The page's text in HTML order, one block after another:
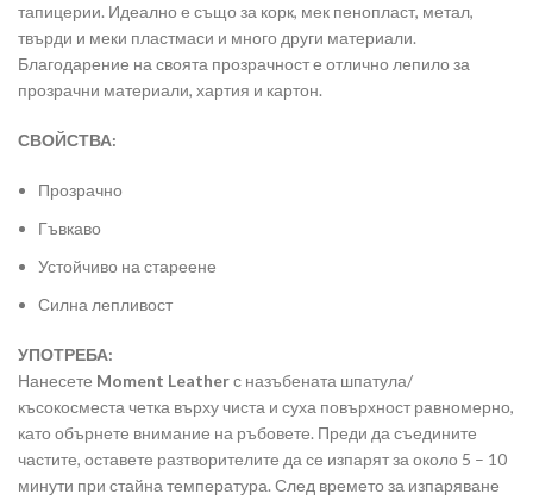
тапицерии. Идеално е също за корк, мек пенопласт, метал,
твърди и меки пластмаси и много други материали.
Благодарение на своята прозрачност е отлично лепило за
прозрачни материали, хартия и картон.
СВОЙСТВА:
Прозрачно
Гъвкаво
Устойчиво на стареене
Силна лепливост
УПОТРЕБА:
Нанесете Moment Leatherс назъбената шпатула/
късокосместа четка върху чиста и суха повърхност равномерно,
като обърнете внимание на ръбовете. Преди да съедините
частите, оставете разтворителите да се изпарят за около 5 – 10
минути при стайна температура. След времето за изпаряване